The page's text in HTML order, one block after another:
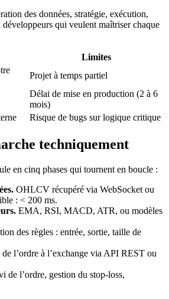
des données, stratégie, exécution,
qui veulent maîtriser chaque
Limites
Projet à temps partiel
Délai de mise en production (2 à 6
mois)
Risque de bugs sur logique critique
techniquement
en cinq phases qui tournent en boucle :
OHLCV récupéré via WebSocket ou
: < 200 ms.
EMA, RSI, MACD, ATR, ou modèles
des règles : entrée, sortie, taille de
l’ordre à l’exchange via API REST ou
de l’ordre, gestion du stop-loss,